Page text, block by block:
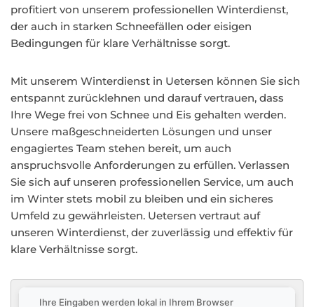
profitiert von unserem professionellen Winterdienst,
der auch in starken Schneefällen oder eisigen
Bedingungen für klare Verhältnisse sorgt.
Mit unserem Winterdienst in Uetersen können Sie sich
entspannt zurücklehnen und darauf vertrauen, dass
Ihre Wege frei von Schnee und Eis gehalten werden.
Unsere maßgeschneiderten Lösungen und unser
engagiertes Team stehen bereit, um auch
anspruchsvolle Anforderungen zu erfüllen. Verlassen
Sie sich auf unseren professionellen Service, um auch
im Winter stets mobil zu bleiben und ein sicheres
Umfeld zu gewährleisten. Uetersen vertraut auf
unseren Winterdienst, der zuverlässig und effektiv für
klare Verhältnisse sorgt.
Ihre Eingaben werden lokal in Ihrem Browser